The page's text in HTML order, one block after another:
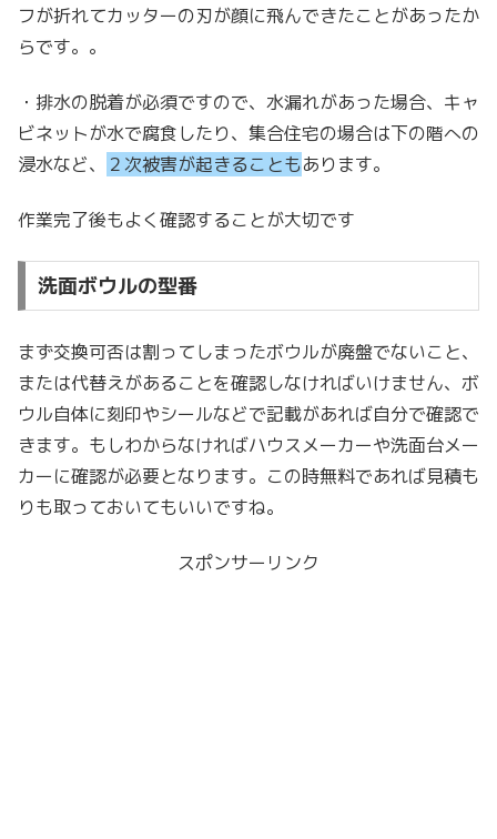
フが折れてカッターの刃が顔に飛んできたことがあったか
らです。。
・排水の脱着が必須ですので、水漏れがあった場合、キャ
ビネットが水で腐食したり、集合住宅の場合は下の階への
浸水など、
２次被害が起きることもあります。
作業完了後もよく確認することが大切です
洗面ボウルの型番
まず交換可否は割ってしまったボウルが廃盤でないこと、
または代替えがあることを確認しなければいけません、ボ
ウル自体に刻印やシールなどで記載があれば自分で確認で
きます。もしわからなければハウスメーカーや洗面台メー
カーに確認が必要となります。この時無料であれば見積も
りも取っておいてもいいですね。
スポンサーリンク